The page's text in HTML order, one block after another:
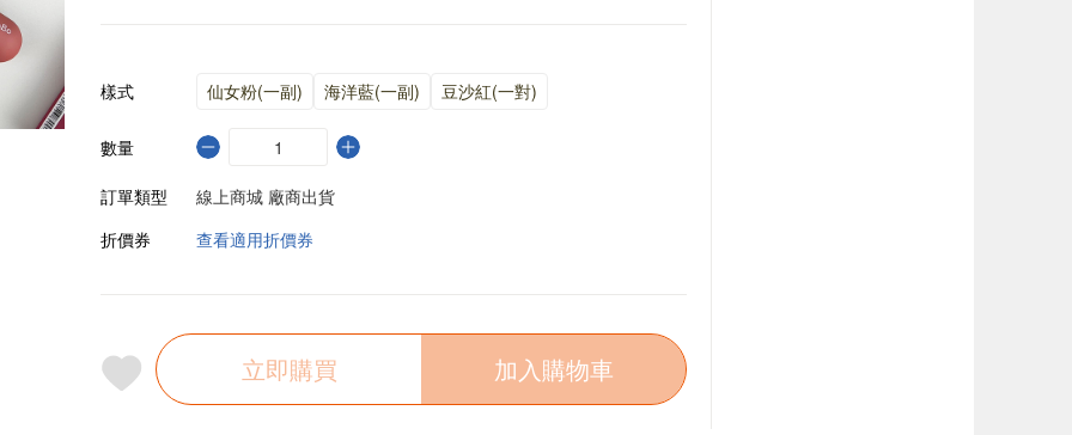
樣式 仙女粉(一副) 海洋藍(一副) 豆沙紅(一對)
數量
訂單類型
線上商城 廠商出貨
折價券
查看適用折價券
立即購買 加入購物車